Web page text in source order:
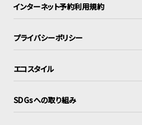
インターネット予約利用規約
プライバシーポリシー
エコスタイル
SDGsへの取り組み